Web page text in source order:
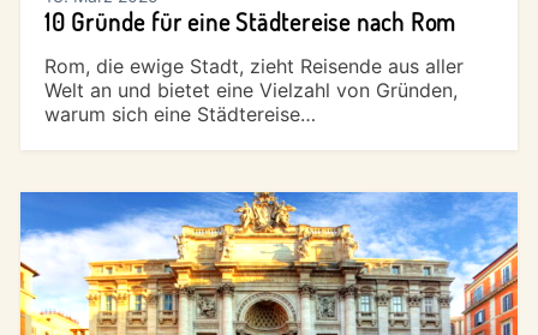
10 Gründe für eine Städtereise nach Rom
Rom, die ewige Stadt, zieht Reisende aus aller
Welt an und bietet eine Vielzahl von Gründen,
warum sich eine Städtereise…